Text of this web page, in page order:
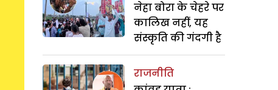
नेहा बोरा के चेहरे पर
कालिख नहीं, यह
संस्कृति की गंदगी है
राजनीति